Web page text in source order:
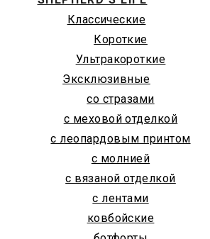
Классические
Короткие
Ультракороткие
Эксклюзивные
со стразами
с меховой отделкой
с леопардовым принтом
с молнией
с вязаной отделкой
с лентами
ковбойские